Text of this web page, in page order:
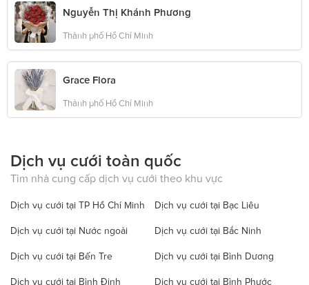
Nguyễn Thị Khánh Phương
Thành phố Hồ Chí Minh
Grace Flora
Thành phố Hồ Chí Minh
Dịch vụ cưới toàn quốc
Tìm nhà cung cấp dịch vụ cưới theo khu vực
Dịch vụ cưới tại TP Hồ Chí Minh Dịch vụ cưới tại Bạc Liêu
Dịch vụ cưới tại Nước ngoài Dịch vụ cưới tại Bắc Ninh
Dịch vụ cưới tại Bến Tre Dịch vụ cưới tại Bình Dương
Dịch vụ cưới tại Bình Định Dịch vụ cưới tại Bình Phước